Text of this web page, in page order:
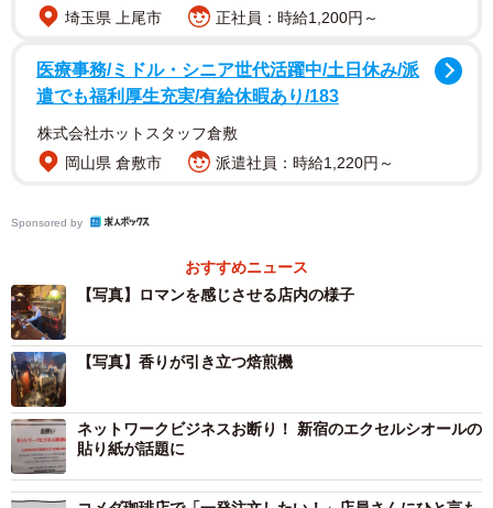
新宿・思い出横丁の入り口に店を構える「但馬屋珈琲店」本店
埼玉県 上尾市
正社員：時給1,200円～
医療事務/ミドル・シニア世代活躍中/土日休み/派
遣でも福利厚生充実/有給休暇あり/183
株式会社ホットスタッフ倉敷
岡山県 倉敷市
派遣社員：時給1,220円～
Sponsored by
おすすめニュース
【写真】ロマンを感じさせる店内の様子
【写真】香りが引き立つ焙煎機
ネットワークビジネスお断り！ 新宿のエクセルシオールの
貼り紙が話題に